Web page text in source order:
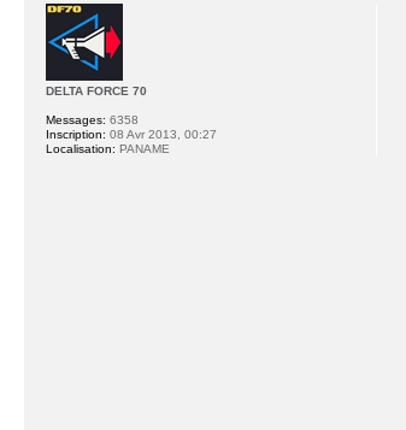
DELTA FORCE 70
Messages: 6358
Inscription: 08 Avr 2013, 00:27
Localisation: PANAME